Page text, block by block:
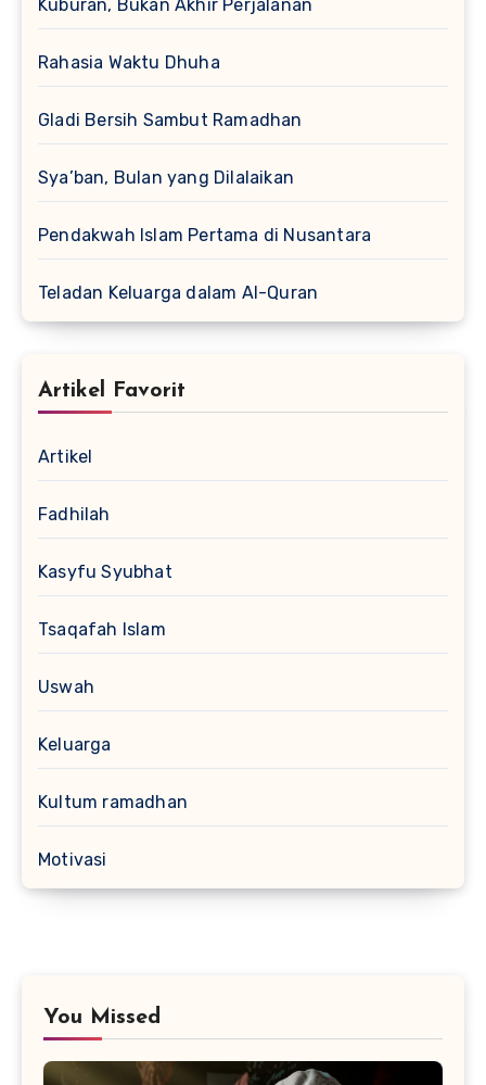
Kuburan, Bukan Akhir Perjalanan
Rahasia Waktu Dhuha
Gladi Bersih Sambut Ramadhan
Sya’ban, Bulan yang Dilalaikan
Pendakwah Islam Pertama di Nusantara
Teladan Keluarga dalam Al-Quran
Artikel Favorit
Artikel
Fadhilah
Kasyfu Syubhat
Tsaqafah Islam
Uswah
Keluarga
Kultum ramadhan
Motivasi
You Missed